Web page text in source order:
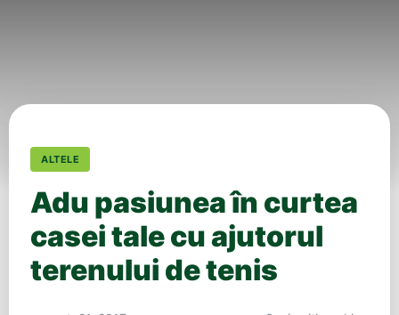
ALTELE
Adu pasiunea în curtea
casei tale cu ajutorul
terenului de tenis